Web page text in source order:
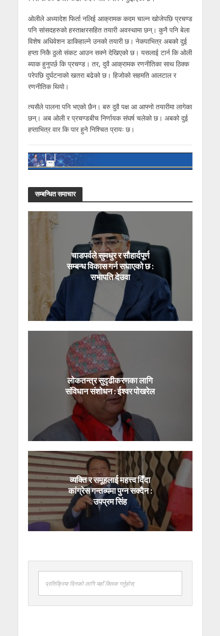
ओलीले अध्यादेश फिर्ता नलिई आक्रामक कदम चाल्न खोजेपछि प्रचण्ड
पनि सांसदहरुको हस्ताक्षरसहित तयारी अवस्थामा छन्। कुनै पनि बेला
विशेष अधिवेशन डाकिहाल्ने उनको तयारी छ। नेकपाभित्र अबको दुई
हप्ता निकै ठुलो संकट आउन सक्ने देखिएको छ। यसलाई टार्न कि ओली
ब्याक हुनुपर्छ कि प्रचण्ड। तर, दुवै आक्रामक रणनीतिका साथ ठिक्क
परेपछि दुर्घटनाको खतरा बढेको छ। हिजोको सहमति आलटाल र
रणनीतिक थियो।
त्यसैले पालना पनि भएको छैन। बरु दुवै पक्ष आ आफ्नो तयारीमा लागेका
छन्। अब ओली र प्रचण्डबीच निर्णायक संघर्ष चलेको छ। अबको दुई
हप्ताभित्र वार कि पार हुने निश्चित प्रायः छ।
सम्बन्धित समाचार
चाडपर्वले सुमधुर र सौहार्दपूर्ण
सम्बन्ध विकास गर्न सघाएको छ :
सभापति देउवा
लोकतन्त्र सुदृढीकरणका लागि
संविधान संशोधन : ईश्वर पोखरेल
व्यक्ति र समूहलाई महत्त्व दिँदा
कांग्रेस गन्तव्यमा पुग्न सक्दैन :
उपप्रम सिंह
प्रतिक्रिया दिनको लागि यहाँ क्लिक गर्नुहोस्